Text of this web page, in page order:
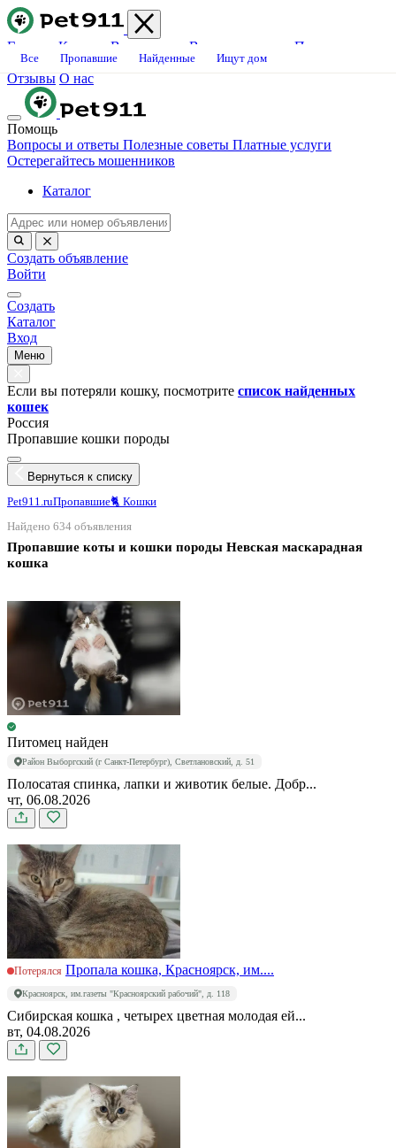
Главная Каталог Ветклиники Вопросы-ответы
Платные
услуги
Блог Свяжитесь с нами Станьте волонтёром
Отзывы О нас
Помощь
Вопросы и ответы Полезные советы Платные услуги
Остерегайтесь мошенников
Каталог
Создать объявление
Войти
Создать
Каталог
Вход
Меню
Если вы потеряли кошку, посмотрите список найденных
кошек
Россия
Пропавшие кошки породы
Все Пропавшие Найденные Ищут дом
Вернуться к списку
Pet911.ruПропавшие🐈 Кошки
Найдено 634 объявления
Пропавшие коты и кошки породы Невская маскарадная
кошка
Питомец найден
Район Выборгский (г Санкт-Петербург), Светлановский, д. 51
Полосатая спинка, лапки и животик белые. Добр...
чт, 06.08.2026
Потерялся Пропала кошка, Красноярск, им....
Красноярск, им.газеты "Красноярский рабочий", д. 118
Сибирская кошка , четырех цветная молодая ей...
вт, 04.08.2026